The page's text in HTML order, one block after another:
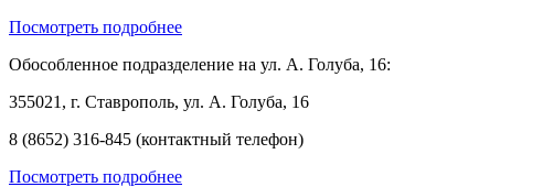
Посмотреть подробнее
Обособленное подразделение на ул. А. Голуба, 16:
355021, г. Ставрополь, ул. А. Голуба, 16
8 (8652) 316-845 (контактный телефон)
Посмотреть подробнее